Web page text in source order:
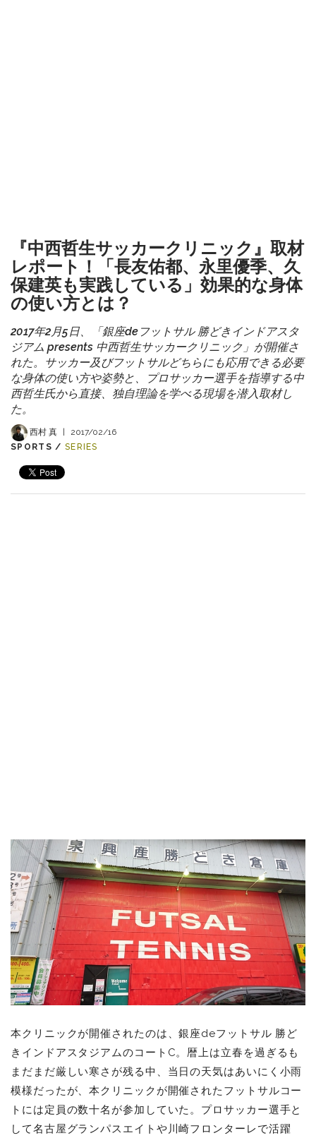
『中西哲生サッカークリニック』取材
レポート！「長友佑都、永里優季、久
保建英も実践している」効果的な身体
の使い方とは？
2017年2月5日、「銀座deフットサル 勝どきインドアスタ
ジアム presents 中西哲生サッカークリニック」が開催さ
れた。サッカー及びフットサルどちらにも応用できる必要
な身体の使い方や姿勢と、プロサッカー選手を指導する中
西哲生氏から直接、独自理論を学べる現場を潜入取材し
た。
西村 真
2017/02/16
SPORTS / SERIES
本クリニックが開催されたのは、銀座deフットサル 勝ど
きインドアスタジアムのコートC。暦上は立春を過ぎるも
まだまだ厳しい寒さが残る中、当日の天気はあいにく小雨
模様だったが、本クリニックが開催されたフットサルコー
トには定員の数十名が参加していた。プロサッカー選手と
して名古屋グランパスエイトや川崎フロンターレで活躍